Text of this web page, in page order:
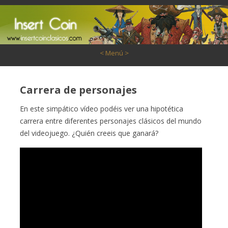
< Menú >
Carrera de personajes
En este simpático vídeo podéis ver una hipotética
carrera entre diferentes personajes clásicos del mundo
del videojuego. ¿Quién creeis que ganará?